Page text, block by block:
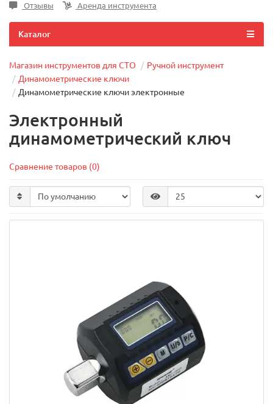
Отзывы
Аренда инструмента
Каталог
Магазин инструментов для СТО
Ручной инструмент
Динамометрические ключи
Динамометрические ключи электронные
Электронный
динамометрический ключ
Сравнение товаров (0)